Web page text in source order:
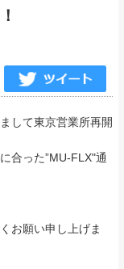
して東京営業所再開
合った”MU-FLX"通
お願い申し上げま